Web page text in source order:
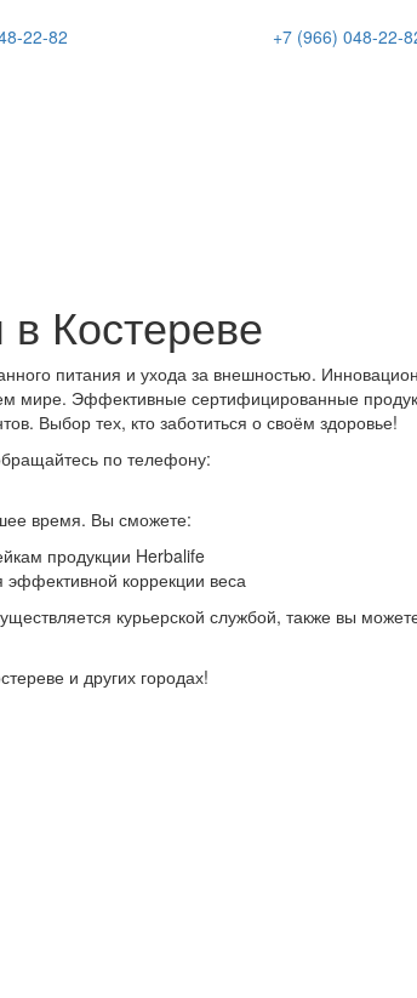
22-82 +7 (966) 048-22-
Костереве
питания и ухода за внешностью.
мире. Эффективные сертифицированные
Выбор тех, кто заботиться о своём здоровье!
по телефону:
время. Вы сможете:
продукции Herbalife
коррекции веса
курьерской службой, также вы
и других городах!